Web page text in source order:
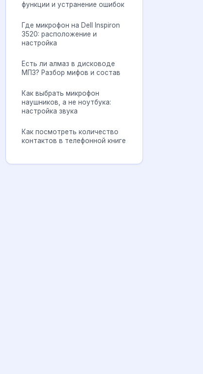
функции и устранение ошибок
Где микрофон на Dell Inspiron
3520: расположение и
настройка
Есть ли алмаз в дисководе
МП3? Разбор мифов и состав
Как выбрать микрофон
наушников, а не ноутбука:
настройка звука
Как посмотреть количество
контактов в телефонной книге